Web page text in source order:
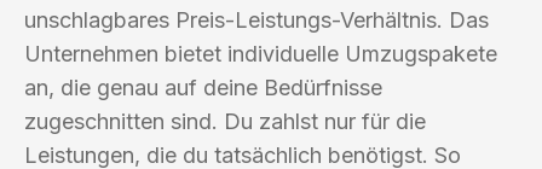
unschlagbares Preis-Leistungs-Verhältnis. Das
Unternehmen bietet individuelle Umzugspakete
an, die genau auf deine Bedürfnisse
zugeschnitten sind. Du zahlst nur für die
Leistungen, die du tatsächlich benötigst. So